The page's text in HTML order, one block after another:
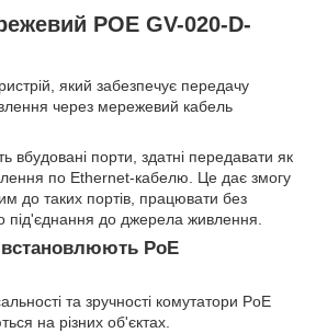
POE GV-020-D-
який забезпечує передачу
через мережевий кабель
вбудовані порти, здатні передавати як
по Ethernet-кабелю. Це дає змогу
до таких портів, працювати без
під'єднання до джерела живлення.
встановлюють РоЕ
та зручності комутатори PoE
на різних об'єктах.